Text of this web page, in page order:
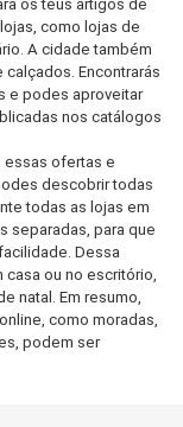
os teus artigos de
como lojas de
A cidade também
Encontrarás
e podes aproveitar
nos catálogos
essas ofertas e
descobrir todas
todas as lojas em
separadas, para que
Dessa
casa ou no escritório,
natal. Em resumo,
como moradas,
podem ser